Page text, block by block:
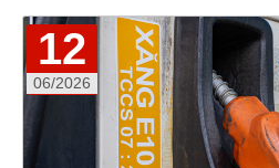
12
06/2026